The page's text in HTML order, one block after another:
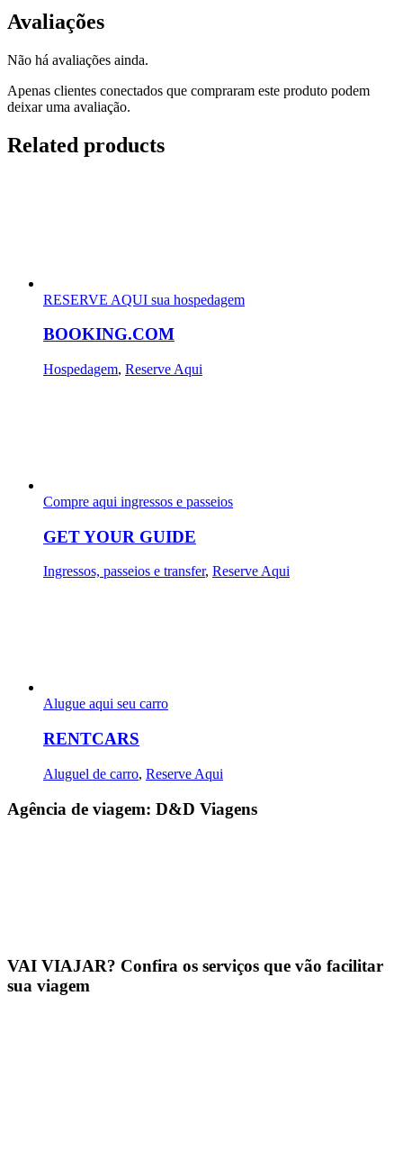
Avaliações
Não há avaliações ainda.
Apenas clientes conectados que compraram este produto podem
deixar uma avaliação.
Related products
RESERVE AQUI sua hospedagem
BOOKING.COM
Hospedagem, Reserve Aqui
Compre aqui ingressos e passeios
GET YOUR GUIDE
Ingressos, passeios e transfer, Reserve Aqui
Alugue aqui seu carro
RENTCARS
Aluguel de carro, Reserve Aqui
Agência de viagem: D&D Viagens
VAI VIAJAR? Confira os serviços que vão facilitar
sua viagem